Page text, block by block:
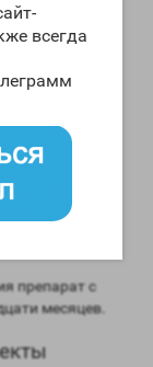
всегда
50mg
в
в сравнении с
гормоны
препарат с
месяцев.